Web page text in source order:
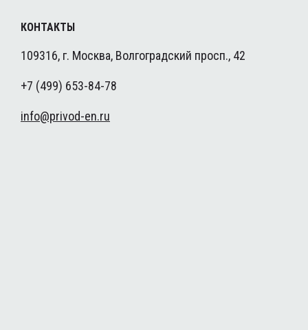
КОНТАКТЫ
109316, г. Москва, Волгоградский просп., 42
+7 (499) 653-84-78
info@privod-en.ru